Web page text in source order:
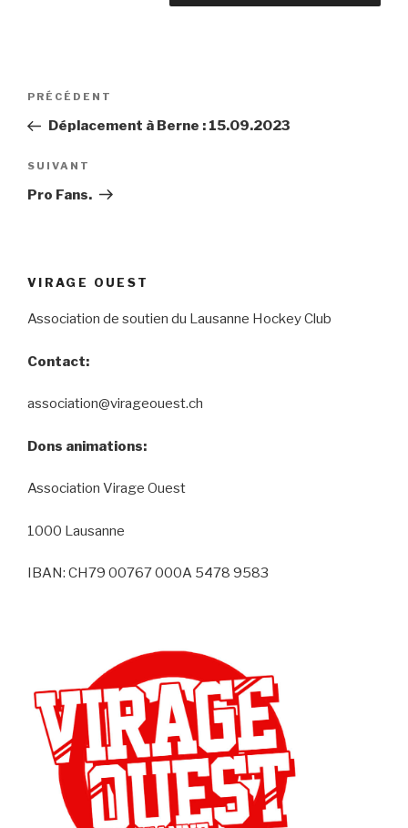
Navigation
l’article
Article
précédent
PRÉCÉDENT
Déplacement à Berne : 15.09.2023
Article
suivant
SUIVANT
Pro Fans.
VIRAGE OUEST
Association de soutien du Lausanne Hockey Club
Contact:
association@virageouest.ch
Dons animations:
Association Virage Ouest
1000 Lausanne
IBAN: CH79 00767 000A 5478 9583